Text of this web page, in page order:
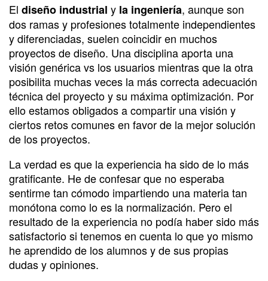
El diseño industrial y la ingeniería, aunque son
dos ramas y profesiones totalmente independientes
y diferenciadas, suelen coincidir en muchos
proyectos de diseño. Una disciplina aporta una
visión genérica vs los usuarios mientras que la otra
posibilita muchas veces la más correcta adecuación
técnica del proyecto y su máxima optimización. Por
ello estamos obligados a compartir una visión y
ciertos retos comunes en favor de la mejor solución
de los proyectos.
La verdad es que la experiencia ha sido de lo más
gratificante. He de confesar que no esperaba
sentirme tan cómodo impartiendo una materia tan
monótona como lo es la normalización. Pero el
resultado de la experiencia no podía haber sido más
satisfactorio si tenemos en cuenta lo que yo mismo
he aprendido de los alumnos y de sus propias
dudas y opiniones.